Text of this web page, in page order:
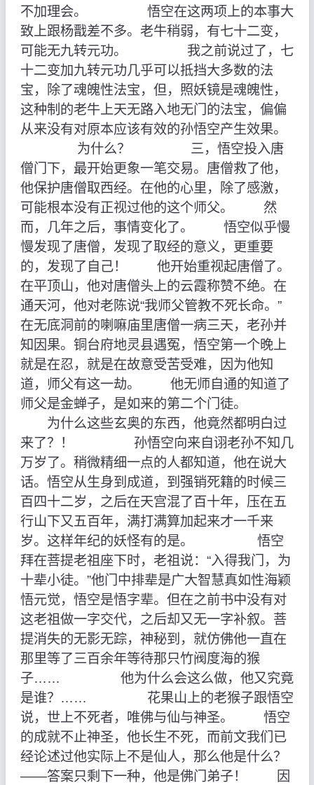
不加理会。 悟空在这两项上的本事大
致上跟杨戬差不多。老牛稍弱，有七十二变，
可能无九转元功。 我之前说过了，七
十二变加九转元功几乎可以抵挡大多数的法
宝，除了魂魄性法宝，但，照妖镜是魂魄性，
这种制的老牛上天无路入地无门的法宝，偏偏
从来没有对原本应该有效的孙悟空产生效果。
为什么？ 三，悟空投入唐
僧门下，最开始更象一笔交易。唐僧救了他，
他保护唐僧取西经。在他的心里，除了感激，
可能根本没有正视过他的这个师父。 然
而，几年之后，事情变化了。 悟空似乎慢
慢发现了唐僧，发现了取经的意义，更重要
的，发现了自己！ 他开始重视起唐僧了。
在平顶山，他对唐僧头上的云霞称赞不绝。在
通天河，他对老陈说“我师父管教不死长命。”
在无底洞前的喇嘛庙里唐僧一病三天，老孙并
知因果。铜台府地灵县遇冤，悟空第一个晚上
就是在忍，就是在故意受苦受难，因为他知
道，师父有这一劫。 他无师自通的知道了
师父是金蝉子，是如来的第二个门徒。
为什么这些玄奥的东西，他竟然都明白过
来了？！ 孙悟空向来自诩老孙不知几
万岁了。稍微精细一点的人都知道，他在说大
话。悟空从生身到成道，到强销死籍的时候三
百四十二岁，之后在天宫混了百十年，压在五
行山下又五百年，满打满算加起来才一千来
岁。这样年纪的妖怪有的是。 悟空
拜在菩提老祖座下时，老祖说：“入得我门，为
十辈小徒。”他门中排辈是广大智慧真如性海颖
悟元觉，悟空是悟字辈。但在之前书中没有对
这老祖做一字交代，之后却又无一字补叙。菩
提消失的无影无踪，神秘到，就仿佛他一直在
那里等了三百余年等待那只竹阀度海的猴
子…… 他为什么会这么做，他又究竟
是谁？…… 花果山上的老猴子跟悟空
说，世上不死者，唯佛与仙与神圣。 悟空
的成就不止神圣，他长生不死，而前文我们已
经论述过他实际上不是仙人，那么他是什么？
——答案只剩下一种，他是佛门弟子！ 因